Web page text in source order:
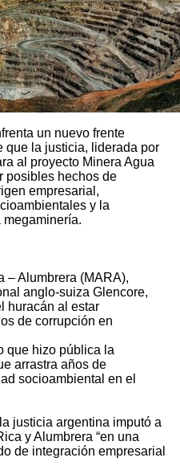
un nuevo frente
que la justicia, liderada por
al proyecto Minera Agua
posibles hechos de
empresarial,
y la
megaminería.
– Alumbrera (MARA),
anglo-suiza Glencore,
huracán al estar
de corrupción en
que hizo pública la
arrastra años de
socioambiental en el
justicia argentina imputó a
y Alumbrera “en una
de integración empresarial